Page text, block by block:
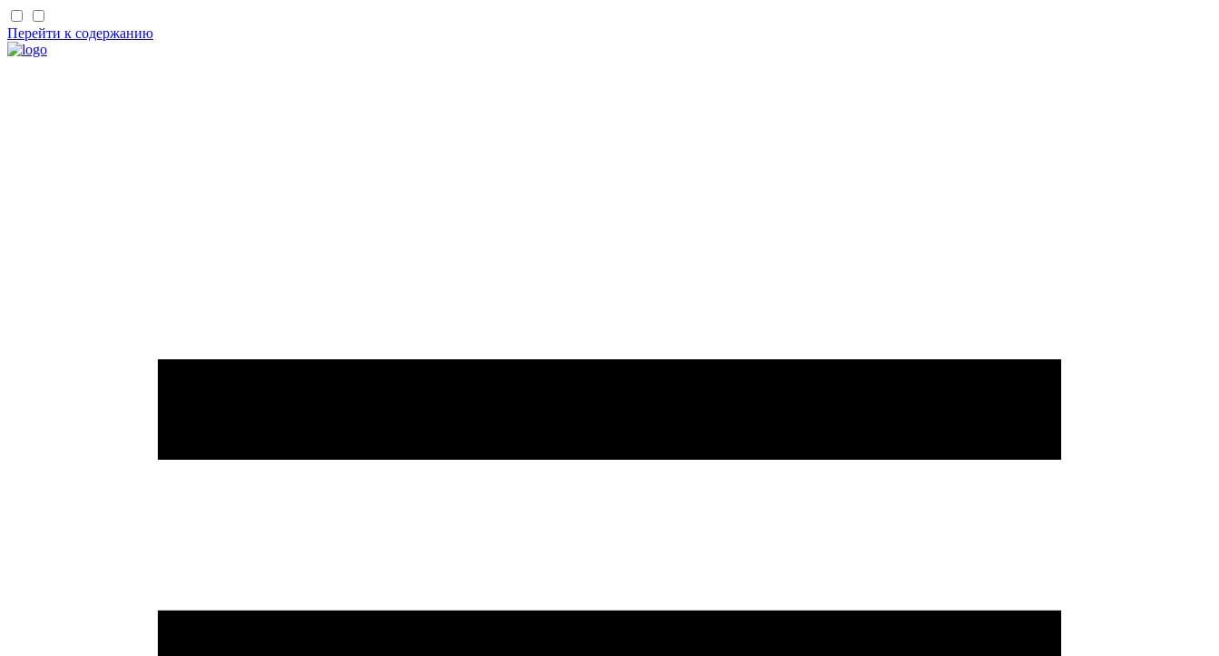
Перейти к содержанию